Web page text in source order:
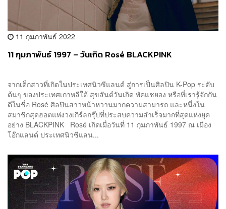
11 กุมภาพันธ์ 2022
11 กุมภาพันธ์ 1997 – วันเกิด Rosé BLACKPINK
จากเด็กสาวที่เกิดในประเทศนิวซีแลนด์ สู่การเป็นศิลปิน K-Pop ระดับ
ต้นๆ ของประเทศเกาหลีใต้ สุขสันต์วันเกิด พัคแชยอง หรือที่เรารู้จักกัน
ดีในชื่อ Rosé ศิลปินสาวหน้าหวานมากความสามารถ และหนึ่งใน
สมาชิกสุดฮอตแห่งวงเกิร์ลกรุ๊ปที่ประสบความสำเร็จมากที่สุดแห่งยุค
อย่าง BLACKPINK Rosé เกิดเมื่อวันที่ 11 กุมภาพันธ์ 1997 ณ เมือง
โอ๊กแลนด์ ประเทศนิวซีแลน...